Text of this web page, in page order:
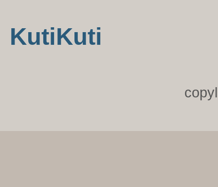
KutiKuti